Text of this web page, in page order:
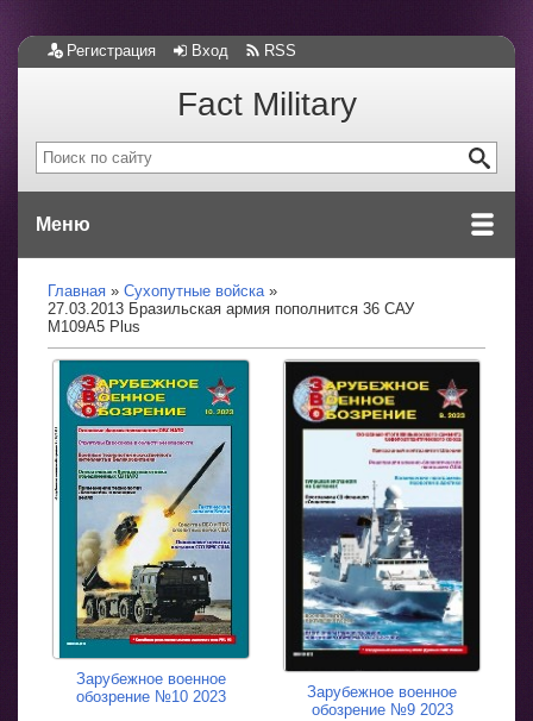
Регистрация Вход RSS
Fact Military
Меню
Главная
Сухопутные войска
27.03.2013 Бразильская армия пополнится 36 САУ
М109А5 Plus
Зарубежное военное
обозрение №10 2023
Зарубежное военное
обозрение №9 2023